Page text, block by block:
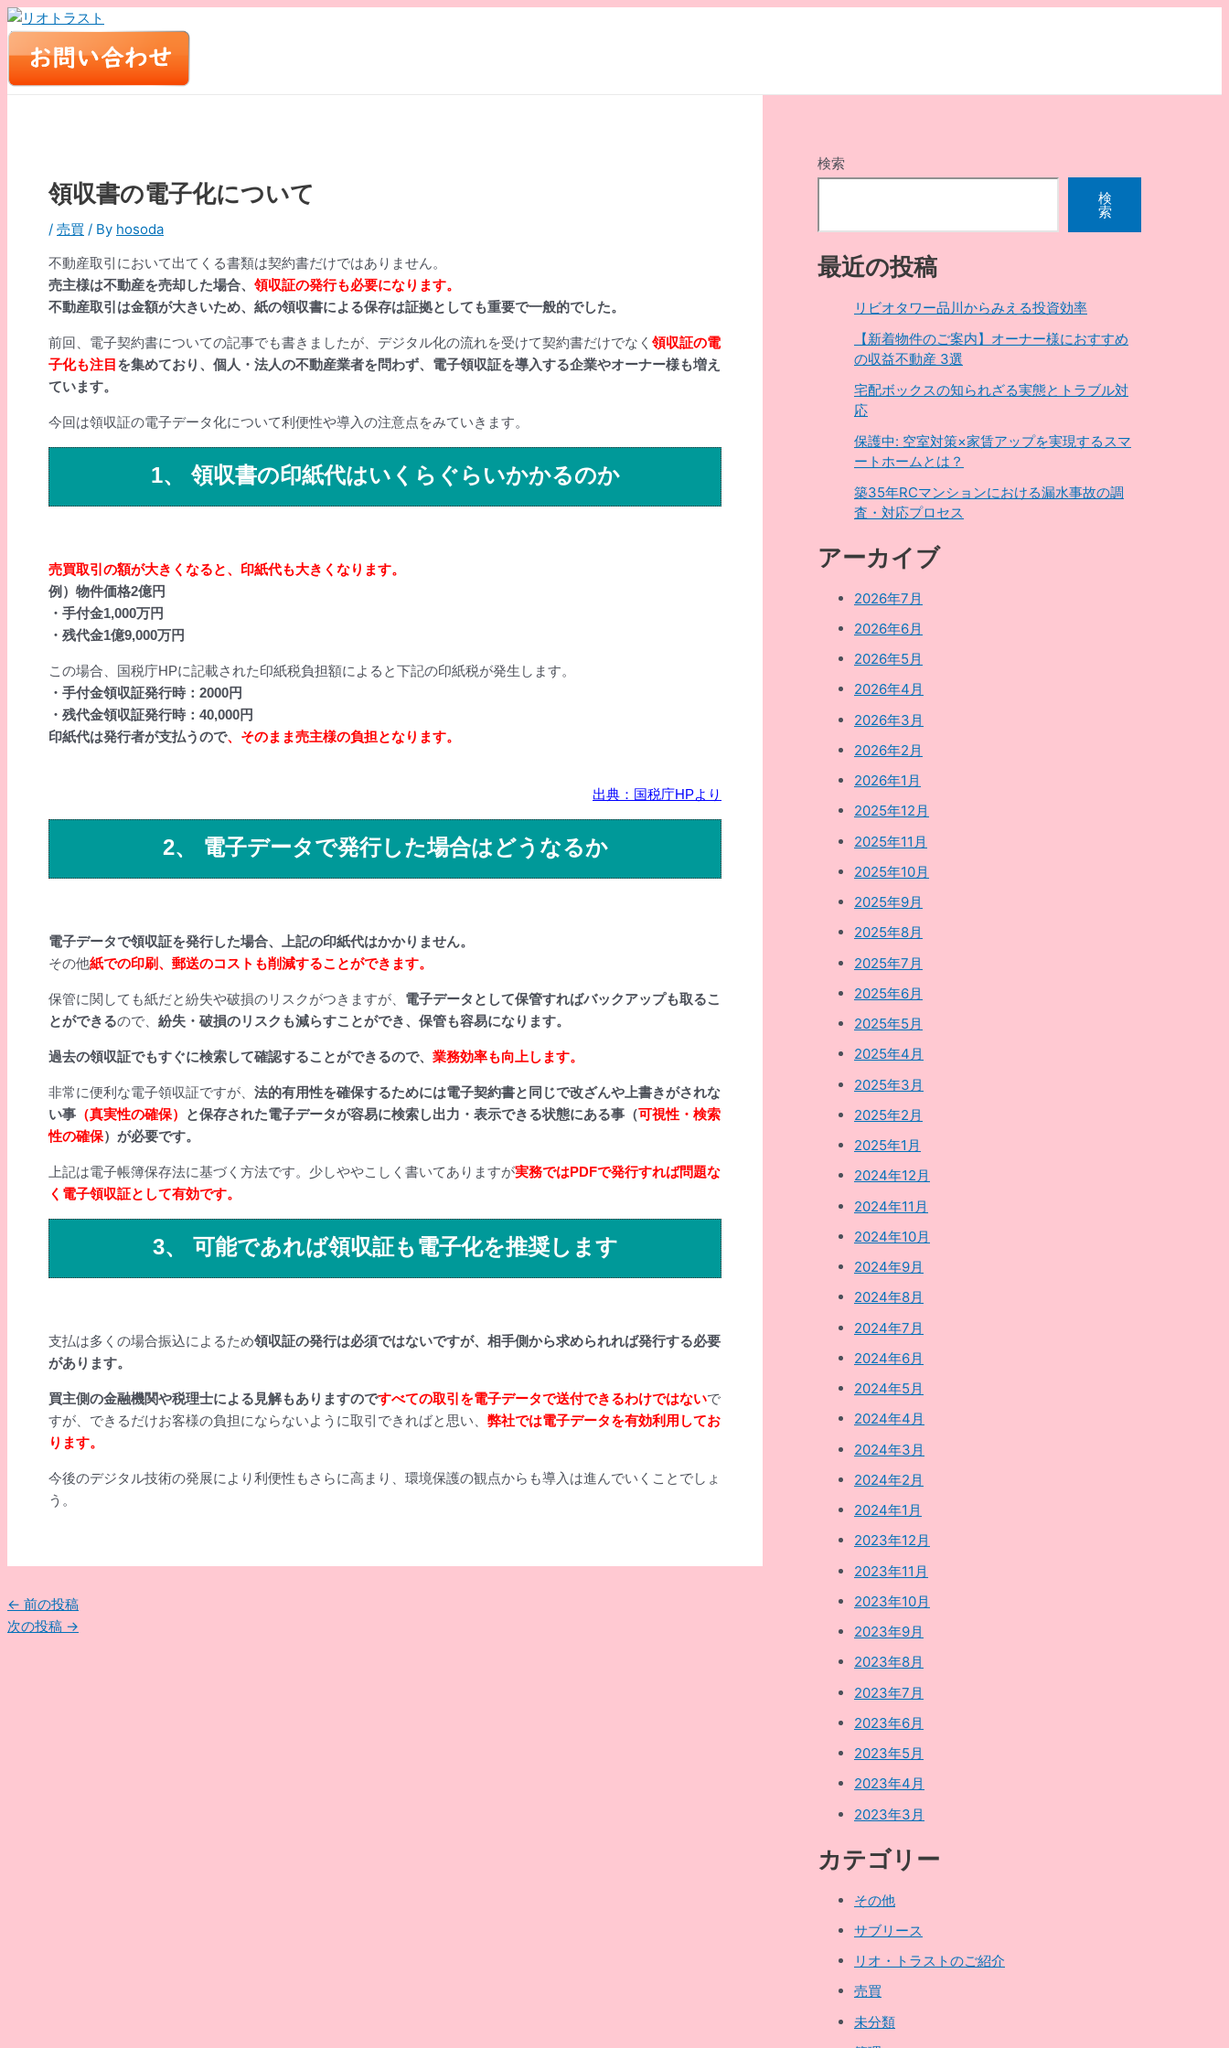
内
容
を
ス
領収書の電子化について
/ 売買 / By hosoda
不動産取引において出てくる書類は契約書だけではありません。
売主様は不動産を売却した場合、 領収証の発行も必要になります。
不動産取引は金額が大きいため、紙の領収書による保存は証拠としても重要で一般的でした。
前回、電子契約書についての記事でも書きましたが、デジタル化の流れを受けて契約書だけでなく 領収証の電
子化も注目 を集めており、個人・法人の不動産業者を問わず、電子領収証を導入する企業やオーナー様も増え
ています。
今回は領収証の電子データ化について利便性や導入の注意点をみていきます。
1、 領収書の印紙代はいくらぐらいかかるのか
売買取引の額が大きくなると、印紙代も大きくなります。
例）物件価格2億円
・手付金1,000万円
・残代金1億9,000万円
この場合、国税庁HPに記載された印紙税負担額によると下記の印紙税が発生します。
・手付金領収証発行時：2000円
・残代金領収証発行時：40,000円
印紙代は発行者が支払うので、そのまま売主様の負担となります。
出典：国税庁HPより
2、 電子データで発行した場合はどうなるか
電子データで領収証を発行した場合、上記の印紙代はかかりません。
その他紙での印刷、郵送のコストも削減することができます。
保管に関しても紙だと紛失や破損のリスクがつきますが、 電子データとして保管すればバックアップも取るこ
とができるので、 紛失・破損のリスクも減らすことができ、保管も容易になります。
過去の領収証でもすぐに検索して確認することができるので、 業務効率も向上します。
非常に便利な電子領収証ですが、 法的有用性を確保するためには電子契約書と同じで改ざんや上書きがされな
い事 （真実性の確保） と保存された電子データが容易に検索し出力・表示できる状態にある事（可視性・検索
性の確保）が必要です。
上記は電子帳簿保存法に基づく方法です。少しややこしく書いてありますが実務ではPDFで発行すれば問題な
く電子領収証として有効です。
3、 可能であれば領収証も電子化を推奨します
支払は多くの場合振込によるため領収証の発行は必須ではないですが、相手側から求められれば発行する必要
があります。
買主側の金融機関や税理士による見解もありますのですべての取引を電子データで送付できるわけではないで
すが、できるだけお客様の負担にならないように取引できればと思い、 弊社では電子データを有効利用してお
ります。
今後のデジタル技術の発展により利便性もさらに高まり、環境保護の観点からも導入は進んでいくことでしょ
う。
投
稿
← 前の投稿
次の投稿 →
検索
検
索
最近の投稿
リビオタワー品川からみえる投資効率
【新着物件のご案内】オーナー様におすすめ
の収益不動産 3選
宅配ボックスの知られざる実態とトラブル対
応
保護中: 空室対策×家賃アップを実現するスマ
ートホームとは？
築35年RCマンションにおける漏水事故の調
査・対応プロセス
アーカイブ
2026年7月
2026年6月
2026年5月
2026年4月
2026年3月
2026年2月
2026年1月
2025年12月
2025年11月
2025年10月
2025年9月
2025年8月
2025年7月
2025年6月
2025年5月
2025年4月
2025年3月
2025年2月
2025年1月
2024年12月
2024年11月
2024年10月
2024年9月
2024年8月
2024年7月
2024年6月
2024年5月
2024年4月
2024年3月
2024年2月
2024年1月
2023年12月
2023年11月
2023年10月
2023年9月
2023年8月
2023年7月
2023年6月
2023年5月
2023年4月
2023年3月
カテゴリー
その他
サブリース
リオ・トラストのご紹介
売買
未分類